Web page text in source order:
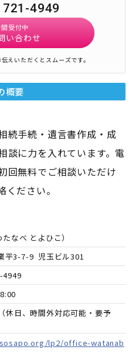
4949
受付中
い合わせ
えいただくとスムーズです。
概要
続手続・遺言書作成・成
談に力を入れています。電
回無料でご相談いただけ
ださい。
たなべ とよひこ）
平3-7-9 児玉ビル301
4949
休日、時間外対応可能・要予
lp2/office-watanab